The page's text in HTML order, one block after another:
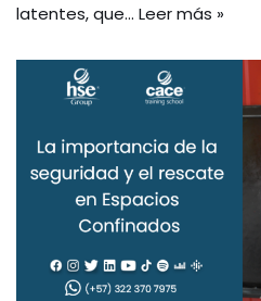
latentes, que… Leer más »